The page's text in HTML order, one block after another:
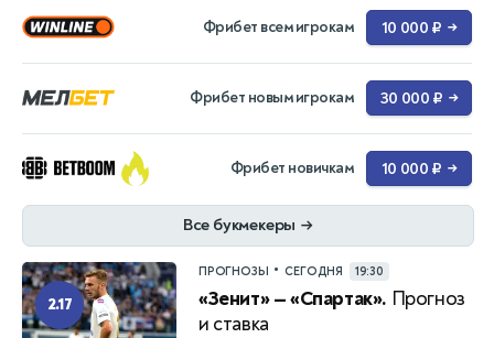
Фрибет всем игрокам 10 000 ₽ →
Фрибет новым игрокам 30 000 ₽ →
Фрибет новичкам 10 000 ₽ →
Все букмекеры →
2.17
ПРОГНОЗЫ • СЕГОДНЯ 19:30
«Зенит» — «Спартак». Прогноз
и ставка